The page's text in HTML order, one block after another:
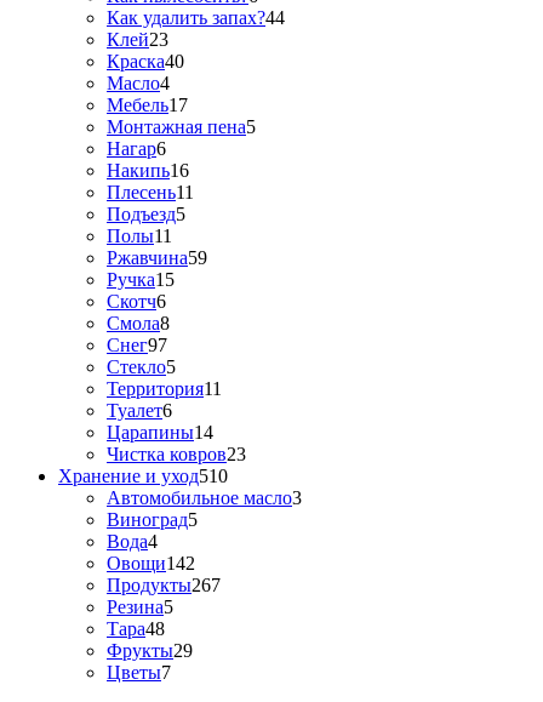
Как удалить запах?44
Клей23
Краска40
Масло4
Мебель17
Монтажная пена5
Нагар6
Накипь16
Плесень11
Подъезд5
Полы11
Ржавчина59
Ручка15
Скотч6
Смола8
Снег97
Стекло5
Территория11
Туалет6
Царапины14
Чистка ковров23
Хранение и уход510
Автомобильное масло3
Виноград5
Вода4
Овощи142
Продукты267
Резина5
Тара48
Фрукты29
Цветы7